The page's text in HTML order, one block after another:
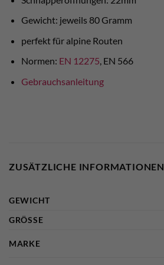
Gewicht: jeweils 80 Gramm
perfekt für alpine Routen
Normen: EN 12275, EN 566
Gebrauchsanleitung
ZUSÄTZLICHE INFORMATIONEN
GEWICHT
GRÖSSE
MARKE